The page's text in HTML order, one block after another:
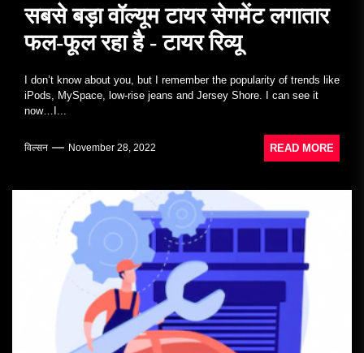
सबसे बड़ा वॉल्यूम टायर सेगमेंट लगातार
फल-फूल रहा है - टायर रिव्यू
I don’t know about you, but I remember the popularity of trends like
iPods, MySpace, low-rise jeans and Jersey Shore. I can see it
now…I...
विल्सन November 28, 2022 READ MORE